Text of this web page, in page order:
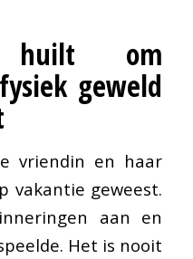
om
geweld
vriendin en haar
vakantie geweest.
aan en
Het is nooit